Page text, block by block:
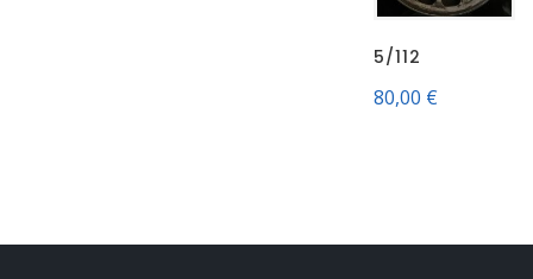
5/112
80,00 €